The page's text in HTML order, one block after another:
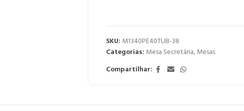
SKU: M1340PE40TUB-38
Categorias: Mesa Secretária,Mesas
Compartilhar: